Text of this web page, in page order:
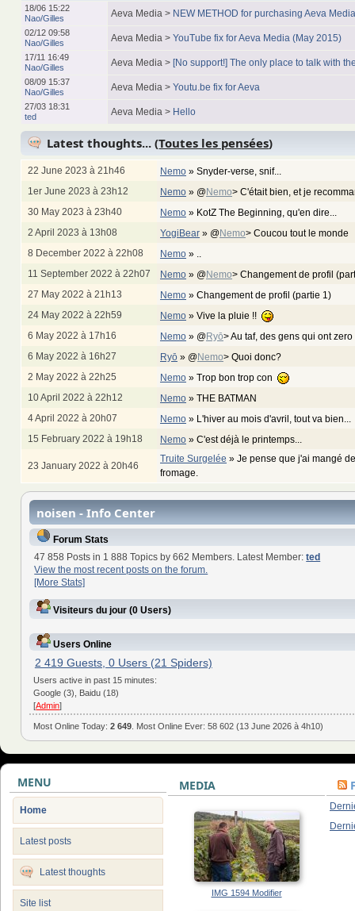
18/06 15:22
Nao/Gilles
Aeva Media > NEW METHOD for purchasing Aeva
02/12 09:58
Nao/Gilles
Aeva Media > YouTube fix for Aeva Media (May 2015)
17/11 16:49
Nao/Gilles
Aeva Media > [No support!] The only place to talk with
08/09 15:37
Nao/Gilles
Aeva Media > Youtu.be fix for Aeva
27/03 18:31
ted
Aeva Media > Hello
Latest thoughts... (Toutes les pensées)
22 June 2023 à 21h46 Nemo » Snyder-verse, snif...
1er June 2023 à 23h12
Nemo » @Nemo> C'était bien, et je
30 May 2023 à 23h40
Nemo » KotZ The Beginning, qu'en dire...
2 April 2023 à 13h08
YogiBear » @Nemo> Coucou tout le monde
8 December 2022 à 22h08
Nemo » ..
11 September 2022 à 22h07
Nemo » @Nemo> Changement de profil
27 May 2022 à 21h13
Nemo » Changement de profil (partie 1)
24 May 2022 à 22h59
Nemo » Vive la pluie !!
6 May 2022 à 17h16
Nemo » @Ryō> Au taf, des gens qui ont
6 May 2022 à 16h27
Ryō » @Nemo> Quoi donc?
2 May 2022 à 22h25
Nemo » Trop bon trop con
10 April 2022 à 22h12
Nemo » THE BATMAN
4 April 2022 à 20h07
Nemo » L'hiver au mois d'avril, tout va bien...
15 February 2022 à 19h18
Nemo » C'est déjà le printemps...
23 January 2022 à 20h46
Truite Surgelée » Je pense que j'ai mangé
fromage.
noisen - Info Center
Forum Stats
47 858 Posts in 1 888 Topics by 662 Members. Latest Member:ted
View the most recent posts on the forum.
[More Stats]
Visiteurs du jour (0 Users)
Users Online
2 419 Guests, 0 Users (21 Spiders)
Users active in past 15 minutes:
Google (3), Baidu (18)
[Admin]
Most Online Today:2 649 . Most Online Ever: 58 602 (13 June 2026 à 4h10)
MENU
Home
Latest posts
Latest thoughts
Site list
MEDIA
IMG 1594 Modifier